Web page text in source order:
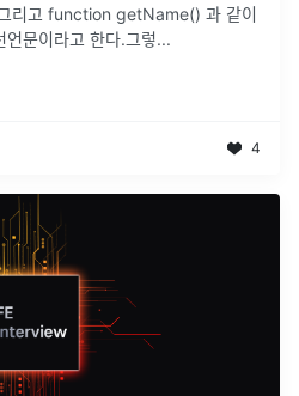
리고 function getName() 과 같이
문이라고 한다.그렇...
4